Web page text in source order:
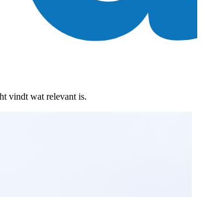
vindt wat relevant is.